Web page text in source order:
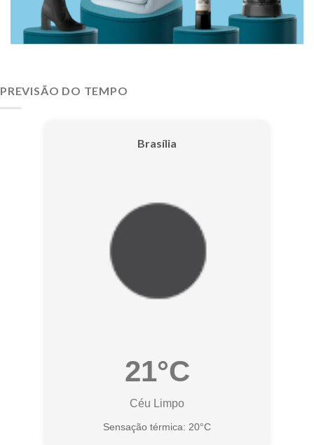
PREVISÃO DO TEMPO
Brasília
21°C
Céu Limpo
Sensação térmica: 20°C